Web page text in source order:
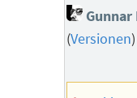
Gunnar
(Versionen)